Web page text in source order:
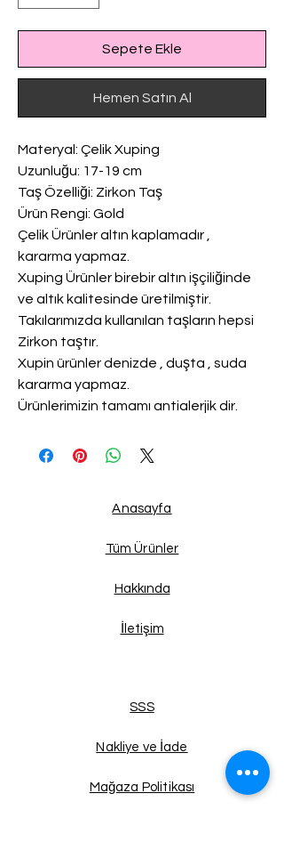
Sepete Ekle
Hemen Satın Al
Materyal: Çelik Xuping
Uzunluğu: 17-19 cm
Taş Özelliği: Zirkon Taş
Ürün Rengi: Gold
Çelik Ürünler altın kaplamadır ,
kararma yapmaz.
Xuping Ürünler birebir altın işçiliğinde
ve altık kalitesinde üretilmiştir.
Takılarımızda kullanılan taşların hepsi
Zirkon taştır.
Xupin ürünler denizde , duşta , suda
kararma yapmaz.
Ürünlerimizin tamamı antialerjik dir.
Anasayfa
Tüm Ürünler
Hakkında
İletişim
SSS
Nakliye ve İade
Mağaza Politikası